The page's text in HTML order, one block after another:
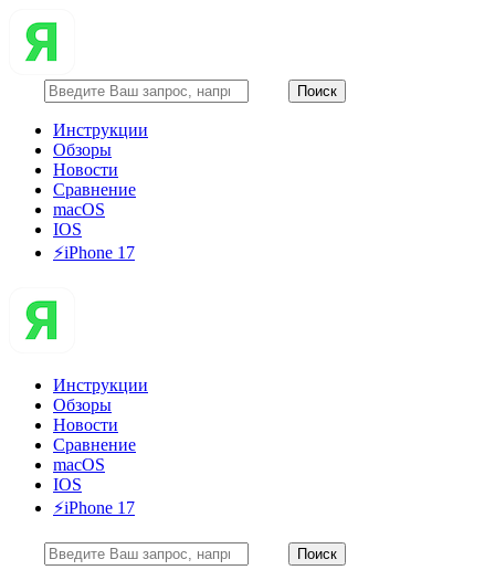
Инструкции
Обзоры
Новости
Сравнение
macOS
IOS
⚡️iPhone 17
Инструкции
Обзоры
Новости
Сравнение
macOS
IOS
⚡️iPhone 17